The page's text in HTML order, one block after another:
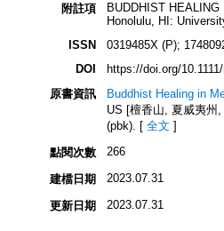
附註項
BUDDHIST
Honolulu, HI:
ISSN
0319485X (P);
DOI
https://doi.org/
原書資訊
Buddhist Healing in
US [檀香山, 夏威夷州
(pbk). [ 全文 ]
點閱次數
266
建檔日期 2023.07.31
更新日期 2023.07.31